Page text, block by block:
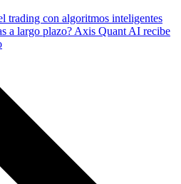
trading con algoritmos inteligentes
a largo plazo? Axis Quant AI recibe